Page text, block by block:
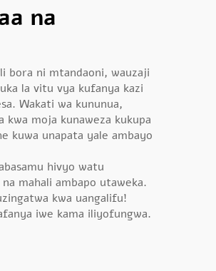
na
bora ni mtandaoni, wauzaji
la vitu vya kufanya kazi
Wakati wa kununua,
moja kunaweza kukupa
kuwa unapata yale ambayo
hivyo watu
mahali ambapo utaweka.
kwa uangalifu!
iwe kama iliyofungwa.